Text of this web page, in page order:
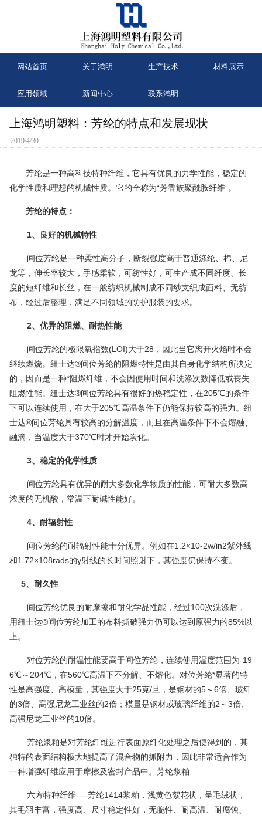
网站首页 关于鸿明 生产技术 材料展示
应用领域 新闻中心 联系鸿明
上海鸿明塑料：芳纶的特点和发展现状
2019/4/30
芳纶是一种高科技特种纤维，它具有优良的力学性能，稳定的
化学性质和理想的机械性质。它的全称为“芳香族聚酰胺纤维”。
芳纶的特点：
1、良好的机械特性
间位芳纶是一种柔性高分子，断裂强度高于普通涤纶、棉、尼
龙等，伸长率较大，手感柔软，可纺性好，可生产成不同纤度、长
度的短纤维和长丝，在一般纺织机械制成不同纱支织成面料、 无纺
布 ，经过后整理，满足不同领域的防护服装的要求。
2、优异的阻燃、耐热性能
间位芳纶的极限氧指数(LOI)大于28，因此当它离开火焰时不会
继续燃烧。纽士达®间位芳纶的阻燃特性是由其自身化学结构所决定
的，因而是一种*阻燃纤维，不会因使用时间和洗涤次数降低或丧失
阻燃性能。纽士达®间位芳纶具有很好的热稳定性，在205℃的条件
下可以连续使用，在大于205℃高温条件下仍能保持较高的强力。纽
士达®间位芳纶具有较高的分解温度，而且在高温条件下不会熔融、
融滴，当温度大于370℃时才开始炭化。
3、稳定的化学性质
间位芳纶具有优异的耐大多数化学物质的性能，可耐大多数高
浓度的无机酸，常温下耐碱性能好。
4、耐辐射性
间位芳纶的耐辐射性能十分优异。例如在1.2×10-2w/in2紫外线
和1.72×108rads的γ射线的长时间照射下，其强度仍保持不变。
5、耐久性
间位芳纶优良的耐摩擦和耐化学品性能，经过100次洗涤后，
用纽士达®间位芳纶加工的布料撕破强力仍可以达到原强力的85%以
上。
对位芳纶的耐温性能要高于间位芳纶，连续使用温度范围为-19
6℃～204℃，在560℃高温下不分解、不熔化。对位芳纶*显著的特
性是高强度、高模量，其强度大于25克/旦，是钢材的5～6倍、玻纤
的3倍、高强尼龙工业丝的2倍；模量是钢材或玻璃纤维的2～3倍、
高强尼龙工业丝的10倍。
芳纶浆粕是对芳纶纤维进行表面原纤化处理之后便得到的，其
独特的表面结构极大地提高了混合物的抓附力，因此非常适合作为
一种增强纤维应用于摩擦及密封产品中。芳纶浆粕
六方特种纤维----芳纶1414浆粕，浅黄色絮花状，呈毛绒状，
其毛羽丰富，强度高、尺寸稳定性好，无脆性、耐高温、耐腐蚀、